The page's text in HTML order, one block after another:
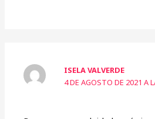
ISELA VALVERDE
4 DE AGOSTO DE 2021 A